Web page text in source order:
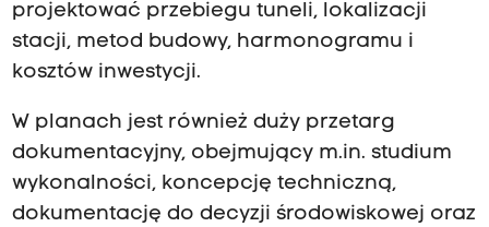
projektować przebiegu tuneli, lokalizacji
stacji, metod budowy, harmonogramu i
kosztów inwestycji.
W planach jest również duży przetarg
dokumentacyjny, obejmujący m.in. studium
wykonalności, koncepcję techniczną,
dokumentację do decyzji środowiskowej oraz